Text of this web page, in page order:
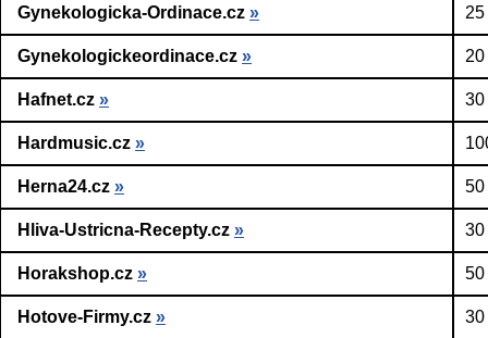
Gynekologicka-Ordinace.cz »
Gynekologickeordinace.cz »
Hafnet.cz » 30
Hardmusic.cz »
Herna24.cz » 50
Hliva-Ustricna-Recepty.cz » 30
Horakshop.cz » 50
Hotove-Firmy.cz » 30